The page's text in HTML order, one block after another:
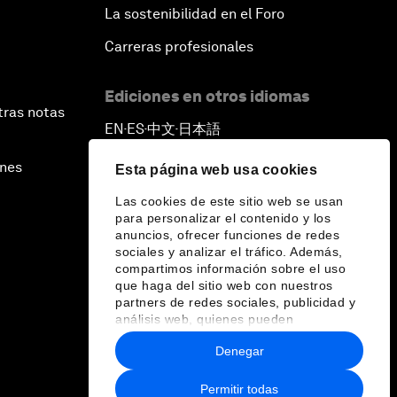
Esta página web usa cookies
Las cookies de este sitio web se usan
para personalizar el contenido y los
anuncios, ofrecer funciones de redes
sociales y analizar el tráfico. Además,
compartimos información sobre el uso
que haga del sitio web con nuestros
partners de redes sociales, publicidad y
análisis web, quienes pueden
combinarla con otra información que les
haya proporcionado o que hayan
recopilado a partir del uso que haya
hecho de sus servicios.
Permitir todas
Denegar
notas
La sostenibilidad en el Foro
Carreras profesionales
Ediciones en otros idiomas
EN ▪ES▪中文▪ 日本語